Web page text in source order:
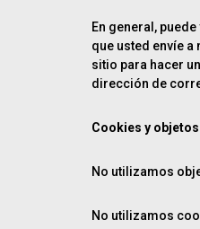
En general,
que usted envíe
sitio para hacer
dirección de
Cookies y objetos
No utilizamos
No utilizamos